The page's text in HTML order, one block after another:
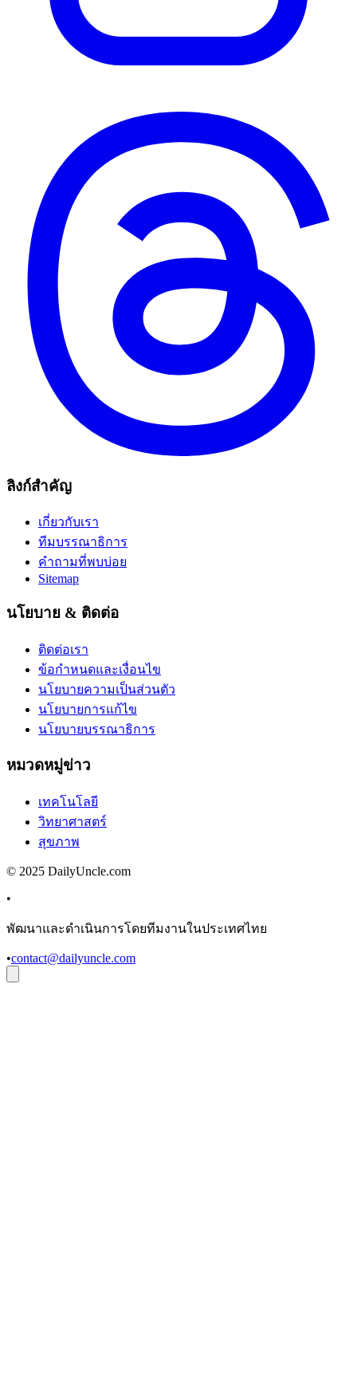
ลิงก์สำคัญ
เกี่ยวกับเรา
ทีมบรรณาธิการ
คำถามที่พบบ่อย
Sitemap
นโยบาย & ติดต่อ
ติดต่อเรา
ข้อกำหนดและเงื่อนไข
นโยบายความเป็นส่วนตัว
นโยบายการแก้ไข
นโยบายบรรณาธิการ
หมวดหมู่ข่าว
เทคโนโลยี
วิทยาศาสตร์
สุขภาพ
© 2025 DailyUncle.com
•
พัฒนาและดำเนินการโดยทีมงานในประเทศไทย
•contact@dailyuncle.com